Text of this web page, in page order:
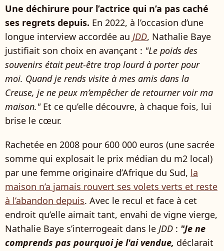
Une déchirure pour l’actrice qui n’a pas caché
ses regrets depuis. En 2022, à l’occasion d’une
longue interview accordée au JDD, Nathalie Baye
justifiait son choix en avançant : "Le poids des
souvenirs était peut-être trop lourd à porter pour
moi. Quand je rends visite à mes amis dans la
Creuse, je ne peux m’empêcher de retourner voir ma
maison."Et ce qu’elle découvre, à chaque fois, lui
brise le cœur.
Rachetée en 2008 pour 600 000 euros (une sacrée
somme qui explosait le prix médian du m2 local)
par une femme originaire d’Afrique du Sud, la
maison n’a jamais rouvert ses volets verts et reste
à l’abandon depuis. Avec le recul et face à cet
endroit qu’elle aimait tant, envahi de vigne vierge,
Nathalie Baye s’interrogeait dans le JDD : "Je ne
comprends pas pourquoi je l'ai vendue, déclarait